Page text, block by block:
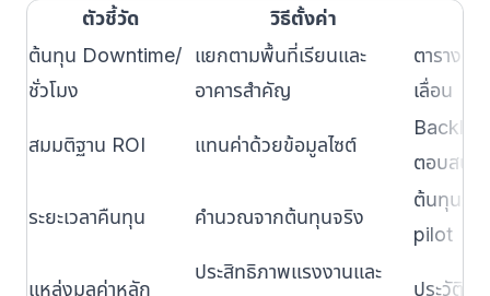
ตัวชี้วัด วิธีตั้งค่า
ต้นทุน Downtime/
ชั่วโมง
แยกตามพื้นที่เรียนและ
อาคารสำคัญ
ตารางเรี
เลื่อน
สมมติฐาน ROI แทนค่าด้วยข้อมูลไซต์
ตอบสนอ
ระยะเวลาคืนทุน คำนวณจากต้นทุนจริง
ต้นทุนระ
pilot
แหล่งมูลค่าหลัก
ประสิทธิภาพแรงงานและ
ประวัติใบ